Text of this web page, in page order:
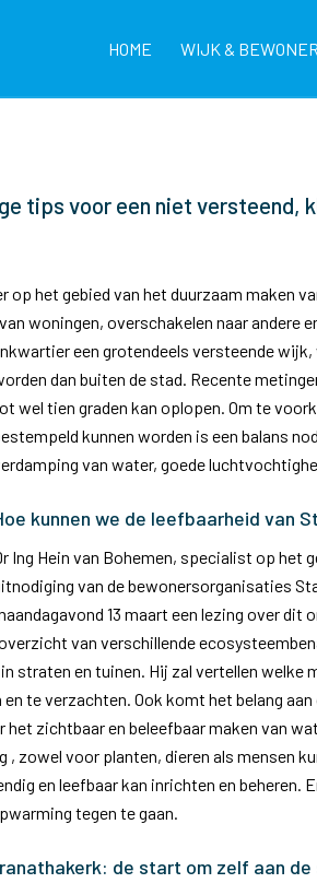
HOME WIJK &
tips voor een niet
het gebied van het duurzaam maken
woningen, overschakelen naar andere
een grotendeels versteende
dan buiten de stad. Recente
wel tien graden kan oplopen. Om te
kunnen worden is een balans
van water, goede
kunnen we de leefbaarheid van
Ing Hein van Bohemen, specialist op het
van de bewonersorganisaties
13 maart een lezing over dit
van verschillende
straten en tuinen. Hij zal vertellen welke
te verzachten. Ook komt het belang
zichtbaar en beleefbaar maken van
, zowel voor planten, dieren als mensen
en leefbaar kan inrichten en beheren.
tegen te gaan.
de start om zelf aan